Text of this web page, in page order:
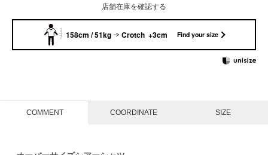
店舗在庫を確認する
158cm / 51kg Crotch +3cm Find your size
COMMENT COORDINATE SIZE